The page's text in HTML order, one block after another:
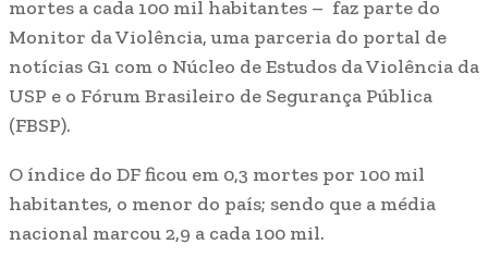
mortes a cada 100 mil habitantes – faz parte do
Monitor da Violência, uma parceria do portal de
notícias G1 com o Núcleo de Estudos da Violência da
USP e o Fórum Brasileiro de Segurança Pública
(FBSP).
O índice do DF ficou em 0,3 mortes por 100 mil
habitantes, o menor do país; sendo que a média
nacional marcou 2,9 a cada 100 mil.